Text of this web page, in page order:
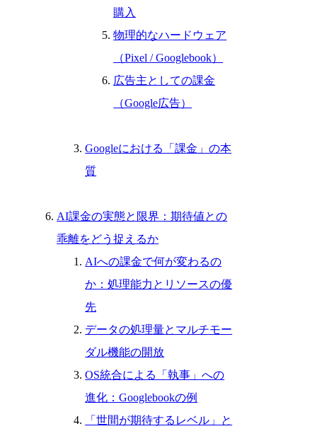
購入
物理的なハードウェア
（Pixel / Googlebook）
広告主としての課金
（Google広告）
Googleにおける「課金」の本
質
AI課金の実態と限界：期待値との
乖離をどう捉えるか
AIへの課金で何が変わるの
か：処理能力とリソースの優
先
データの処理量とマルチモー
ダル機能の開放
OS統合による「執事」への
進化：Googlebookの例
「世間が期待するレベル」と